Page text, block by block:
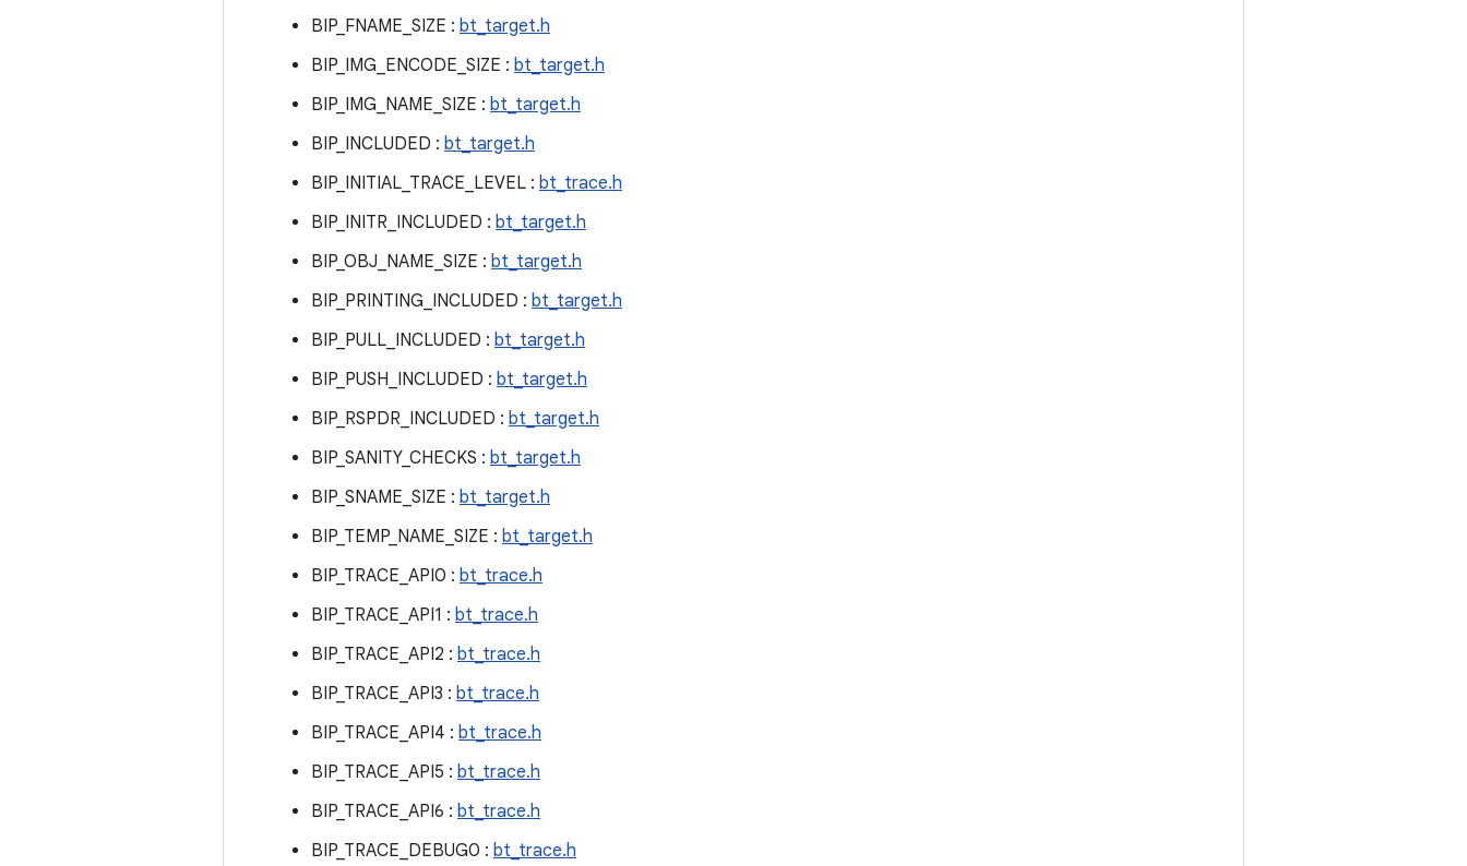
BIP_FNAME_SIZE : bt_target.h
BIP_IMG_ENCODE_SIZE : bt_target.h
BIP_IMG_NAME_SIZE : bt_target.h
BIP_INCLUDED : bt_target.h
BIP_INITIAL_TRACE_LEVEL : bt_trace.h
BIP_INITR_INCLUDED : bt_target.h
BIP_OBJ_NAME_SIZE : bt_target.h
BIP_PRINTING_INCLUDED : bt_target.h
BIP_PULL_INCLUDED : bt_target.h
BIP_PUSH_INCLUDED : bt_target.h
BIP_RSPDR_INCLUDED : bt_target.h
BIP_SANITY_CHECKS : bt_target.h
BIP_SNAME_SIZE : bt_target.h
BIP_TEMP_NAME_SIZE : bt_target.h
BIP_TRACE_API0 : bt_trace.h
BIP_TRACE_API1 : bt_trace.h
BIP_TRACE_API2 : bt_trace.h
BIP_TRACE_API3 : bt_trace.h
BIP_TRACE_API4 : bt_trace.h
BIP_TRACE_API5 : bt_trace.h
BIP_TRACE_API6 : bt_trace.h
BIP_TRACE_DEBUG0 : bt_trace.h